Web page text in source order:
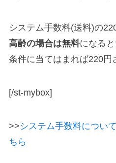
システム手数料(送料)の
高齢の場合は無料になると
条件に当てはまれば220円
[/st-mybox]
>>システム手数料につい
ちら